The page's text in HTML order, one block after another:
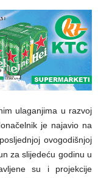
ulaganjima u razvoj
je najavio na
ovogodišnjoj
za slijedeću godinu u
su i projekcije